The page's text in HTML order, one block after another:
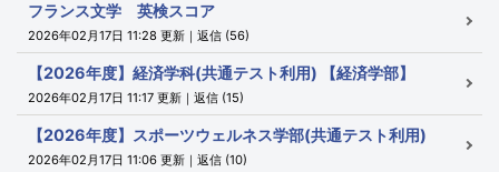
フランス文学 英検スコア
2026年02月17日 11:28 更新｜返信 (56)
【2026年度】経済学科(共通テスト利用) 【経済学部】
2026年02月17日 11:17 更新｜返信 (15)
【2026年度】スポーツウェルネス学部(共通テスト利用)
2026年02月17日 11:06 更新｜返信 (10)